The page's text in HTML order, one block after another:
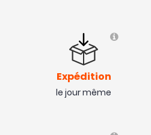
pas à nous rappeler au
Expédition
le jour même